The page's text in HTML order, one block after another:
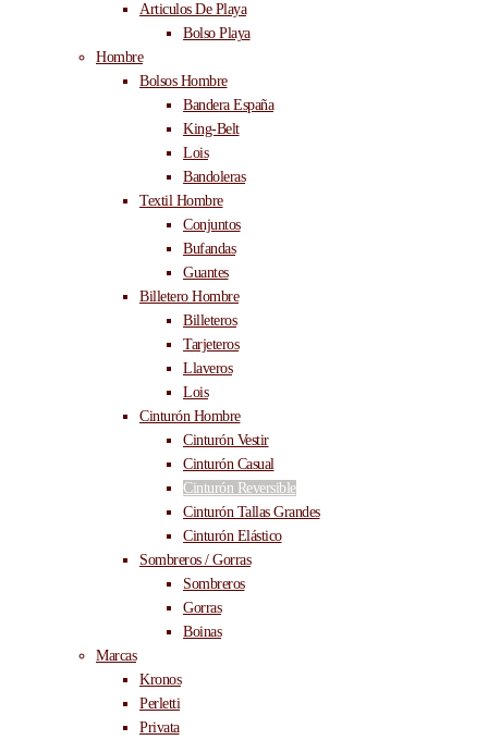
Articulos De Playa
Bolso Playa
Hombre
Bolsos Hombre
Bandera España
King-Belt
Lois
Bandoleras
Textil Hombre
Conjuntos
Bufandas
Guantes
Billetero Hombre
Billeteros
Tarjeteros
Llaveros
Lois
Cinturón Hombre
Cinturón Vestir
Cinturón Casual
Cinturón Reversible
Cinturón Tallas Grandes
Cinturón Elástico
Sombreros / Gorras
Sombreros
Gorras
Boinas
Marcas
Kronos
Perletti
Privata